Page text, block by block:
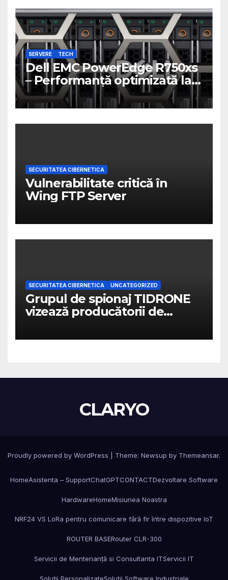
SERVERE TECH
Dell EMC PowerEdge R750xs
– Performanță optimizată la
un preț atractiv
SECURITATEA CIBERNETICA
Vulnerabilitate critică în
Wing FTP Server
SECURITATEA CIBERNETICA UNCATEGORIZED
Grupul de spionaj TIDRONE
vizează producătorii de
campanie cibernetică
CLARYO
Proudly powered by WordPress Theme: Newsup by Themeansar.
HomeAsistenta – SupportChatGPTCONTACTDezvoltare Software
HardwareHomeMisiunea Noastra
NRF24 VS LoRa pentru comunicare fără fir între dispozitive IoT
ROUTER BASERouter CLR-300
Servicii de Mentenanță si Consultanta ITServicii IT
Soluții PersonalizateSoluții Software Industriale